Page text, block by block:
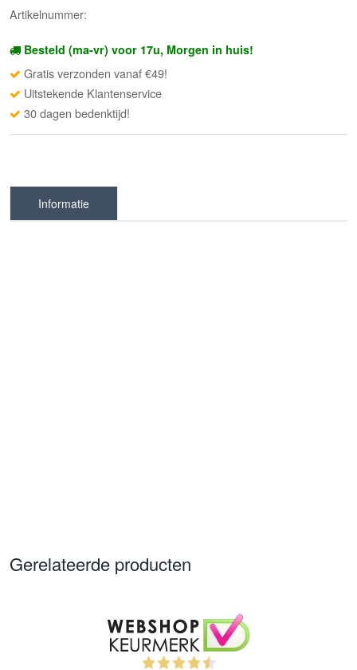
Artikelnummer:
Besteld (ma-vr) voor 17u, Morgen in huis!
Gratis verzonden vanaf €49!
Uitstekende Klantenservice
30 dagen bedenktijd!
Informatie
Gerelateerde producten